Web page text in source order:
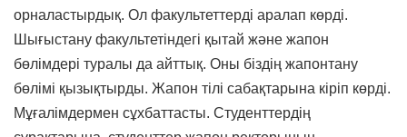
орналастырдық. Ол факультеттерді аралап көрді.
Шығыстану факультетіндегі қытай және жапон
бөлімдері туралы да айттық. Оны біздің жапонтану
бөлімі қызықтырды. Жапон тілі сабақтарына кіріп көрді.
Мұғалімдермен сұхбаттасты. Студенттердің